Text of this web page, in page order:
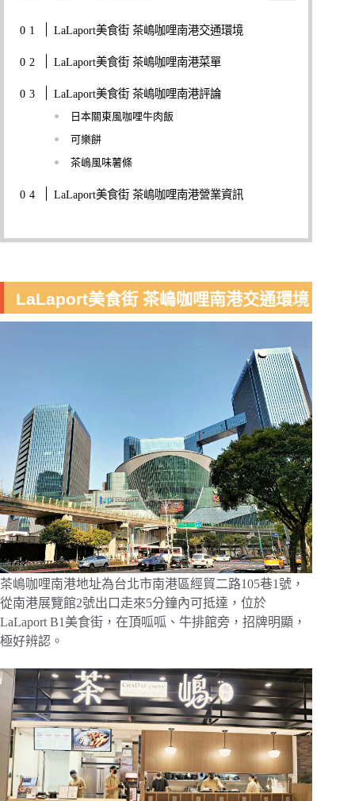
LaLaport美食街 茶嶋咖哩南港交通環境
LaLaport美食街 茶嶋咖哩南港菜單
LaLaport美食街 茶嶋咖哩南港評論
日本關東風咖哩牛肉飯
可樂餅
茶嶋風味薯條
LaLaport美食街 茶嶋咖哩南港營業資訊
LaLaport美食街 茶嶋咖哩南港交通環境
茶嶋咖哩南港地址為台北市南港區經貿二路105巷1號，
從南港展覽館2號出口走來5分鐘內可抵達，位於
LaLaport B1美食街，在頂呱呱、牛排館旁，招牌明顯，
極好辨認。